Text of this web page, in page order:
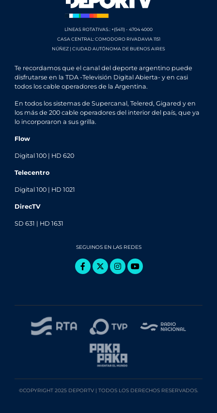
LÍNEAS ROTATIVAS.: +(5411) - 4704 4000
CASA CENTRAL: COMODORO RIVADAVIA 1151
NÚÑEZ | CIUDAD AUTÓNOMA DE BUENOS AIRES
Te recordamos que el canal del deporte argentino puede
disfrutarse en la TDA -Televisión Digital Abierta- y en casi
todos los cable operadores de la Argentina.
En todos los sistemas de Supercanal, Telered, Gigared y en
los más de 200 cable operadores del interior del país, que ya
lo incorporaron a sus grilla.
Flow
Digital 100 | HD 620
Telecentro
Digital 100 | HD 1021
DirecTV
SD 631 | HD 1631
SEGUINOS EN LAS REDES
©COPYRIGHT 2025 DEPORTV | TODOS LOS DERECHOS RESERVADOS.